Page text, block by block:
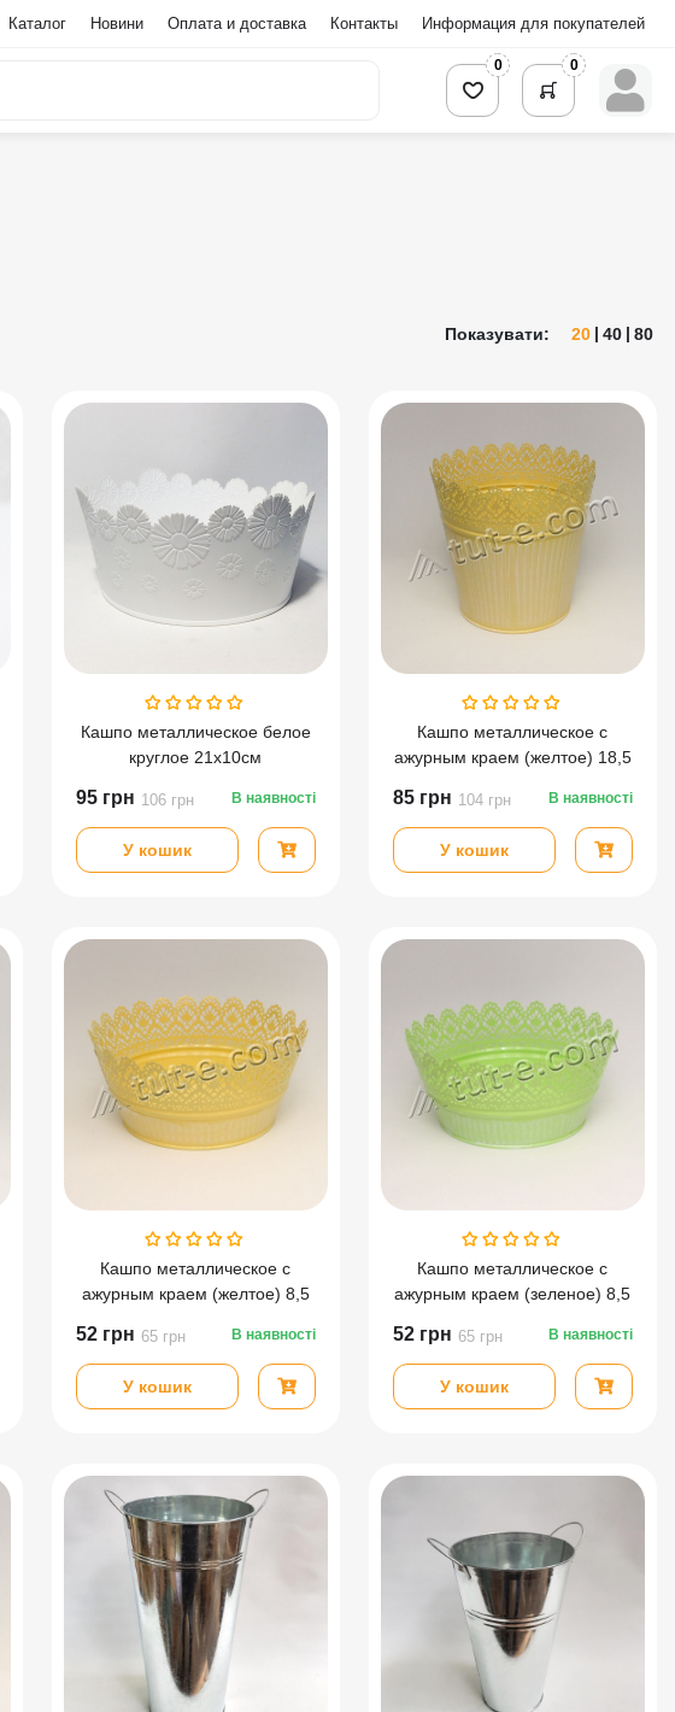
Каталог Новини Оплата и доставка Контакты Информация для покупателей
0 0
Показувати: 20 40 80
Кашпо металлическое белое
круглое 21х10см
95 грн 106 грн В наявності
У кошик
Кашпо металлическое с
ажурным краем (желтое) 18,5
85 грн 104 грн В наявності
У кошик
Кашпо металлическое с
ажурным краем (желтое) 8,5
52 грн 65 грн В наявності
У кошик
Кашпо металлическое с
ажурным краем (зеленое) 8,5
52 грн 65 грн В наявності
У кошик